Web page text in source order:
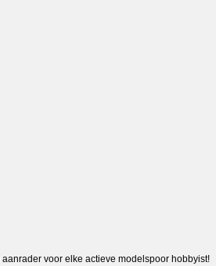
aanrader voor elke actieve modelspoor hobbyist!